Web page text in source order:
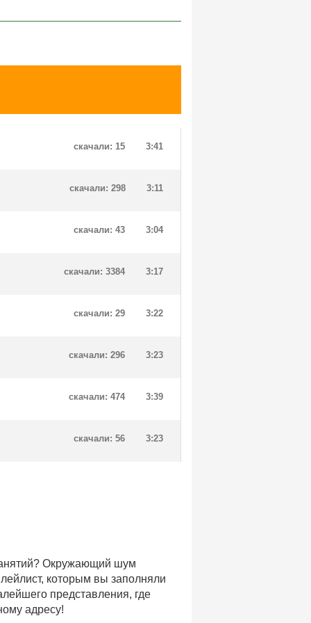
3:41
скачали: 15
3:11
скачали: 298
3:04
скачали: 43
3:17
скачали: 3384
3:22
скачали: 29
3:23
скачали: 296
3:39
скачали: 474
3:23
скачали: 56
Окружающий шум
которым вы заполняли
представления, где
адресу!